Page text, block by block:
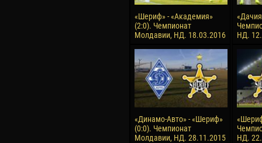
«Шериф» - «Академия»
(2:0). Чемпионат
Молдавии, НД. 18.03.2016
НД.
«Динамо-Авто» - «Шериф»
(0:0). Чемпионат
Молдавии, НД. 28.11.2015
НД.